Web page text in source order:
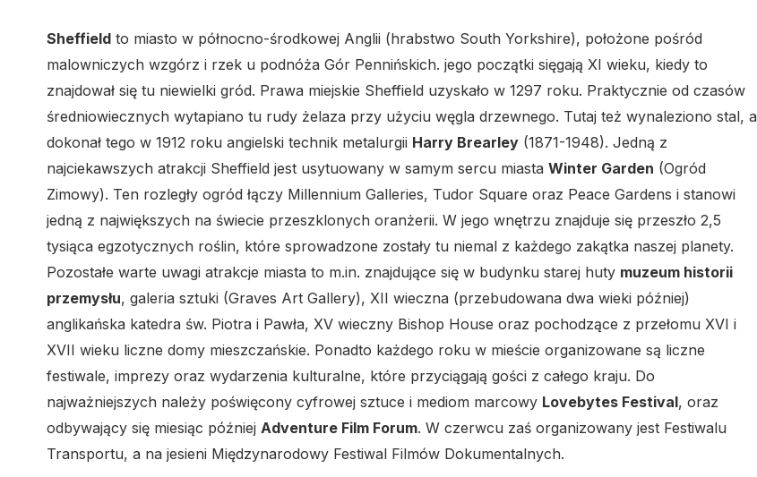
Sheffield to miasto w północno-środkowej Anglii (hrabstwo South Yorkshire), położone pośród
malowniczych wzgórz i rzek u podnóża Gór Pennińskich. jego początki sięgają XI wieku, kiedy to
znajdował się tu niewielki gród. Prawa miejskie Sheffield uzyskało w 1297 roku. Praktycznie od czasów
średniowiecznych wytapiano tu rudy żelaza przy użyciu węgla drzewnego. Tutaj też wynaleziono stal, a
dokonał tego w 1912 roku angielski technik metalurgii Harry Brearley (1871-1948). Jedną z
najciekawszych atrakcji Sheffield jest usytuowany w samym sercu miasta Winter Garden (Ogród
Zimowy). Ten rozległy ogród łączy Millennium Galleries, Tudor Square oraz Peace Gardens i stanowi
jedną z największych na świecie przeszklonych oranżerii. W jego wnętrzu znajduje się przeszło 2,5
tysiąca egzotycznych roślin, które sprowadzone zostały tu niemal z każdego zakątka naszej planety.
Pozostałe warte uwagi atrakcje miasta to m.in. znajdujące się w budynku starej huty muzeum historii
przemysłu, galeria sztuki (Graves Art Gallery), XII wieczna (przebudowana dwa wieki później)
anglikańska katedra św. Piotra i Pawła, XV wieczny Bishop House oraz pochodzące z przełomu XVI i
XVII wieku liczne domy mieszczańskie. Ponadto każdego roku w mieście organizowane są liczne
festiwale, imprezy oraz wydarzenia kulturalne, które przyciągają gości z całego kraju. Do
najważniejszych należy poświęcony cyfrowej sztuce i mediom marcowy Lovebytes Festival, oraz
odbywający się miesiąc później Adventure Film Forum. W czerwcu zaś organizowany jest Festiwalu
Transportu, a na jesieni Międzynarodowy Festiwal Filmów Dokumentalnych.